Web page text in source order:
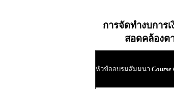
การจัดทำงบการ
สอดคล้องต
หัวข้ออบรมสัมมนา Course